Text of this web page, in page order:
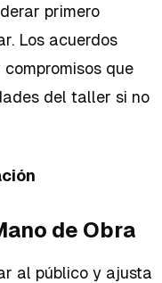
primero
Los acuerdos
que
del taller si no
de Obra
al público y ajusta